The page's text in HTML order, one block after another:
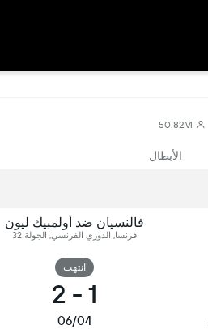
50.82M
الأبطال
فالنسيان ضد أولمبيك ليون
فرنسا, الدوري الفرنسي, الجولة 32
انتهت
1
-
2
06/04